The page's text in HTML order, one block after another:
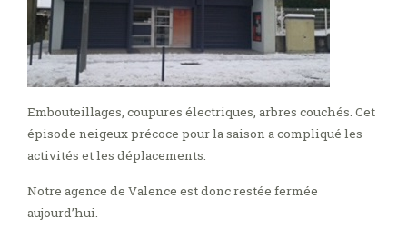
Embouteillages, coupures électriques, arbres couchés. Cet
épisode neigeux précoce pour la saison a compliqué les
activités et les déplacements.
Notre agence de Valence est donc restée fermée
aujourd’hui.